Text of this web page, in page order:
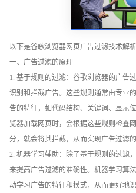
以下是谷歌浏览器网页广告过滤技术解析
一、广告过滤的原理
1. 基于规则的过滤：谷歌浏览器的广告
识别和拦截广告。这些规则通常由专业
告的特征，如代码结构、关键词、显示
览器加载网页时，会根据这些规则检查
分，就会将其拦截，从而实现广告过滤的
2. 机器学习辅助：除了基于规则的过滤
来提高广告过滤的准确性。机器学习算
动学习广告的特征和模式，从而更好地